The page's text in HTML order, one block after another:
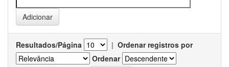
Resultados/Página | Ordenar registros por
Ordenar